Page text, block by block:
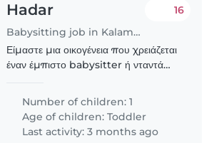
Hadar
Babysitting job in Kalamaria
16
Είμαστε μια οικογένεια που χρειάζεται
έναν έμπιστο babysitter ή νταντά
και παιχνιδιάρικο νήπιο. Ψάχνουμε
κάποιον/α που είναι άνετα με
κατοικίδια..
Number of children: 1
Age of children:Toddler
Last activity: 3 months ago